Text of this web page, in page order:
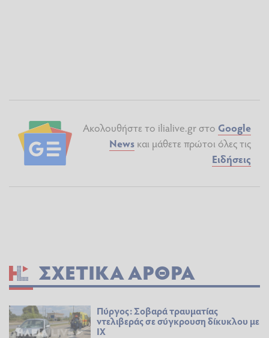
Ακολουθήστε το ilialive.gr στο Google
News και μάθετε πρώτοι όλες τις
Ειδήσεις
ΣΧΕΤΙΚΆ ΆΡΘΡΑ
Πύργος: Σοβαρά τραυματίας
ντελιβεράς σε σύγκρουση δίκυκλου με
ΙΧ